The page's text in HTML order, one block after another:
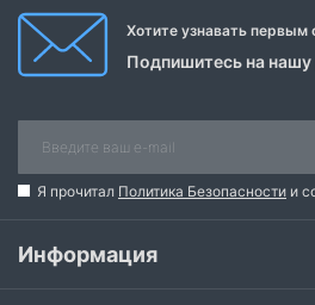
Хотите узнавать первым
Подпишитесь на
Я прочитал Политика Безопасности и
Информация